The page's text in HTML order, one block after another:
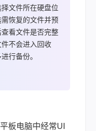
文件所在硬盘位
恢复的文件并预
看文件是否完整
不会进入回收
行备份。
板电脑中经常UI